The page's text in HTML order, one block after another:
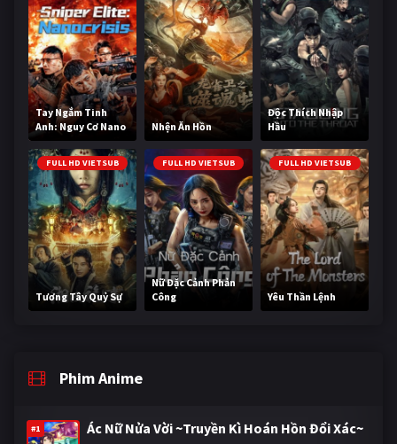
Tay Ngắm Tinh
Anh: Nguy Cơ Nano
Nhện Ăn Hồn
Độc Thích Nhập
Hầu
FULL HD VIETSUB
Tương Tây Quỷ Sự
FULL HD VIETSUB
Nữ Đặc Cảnh Phản
Công
FULL HD VIETSUB
Yêu Thần Lệnh
Phim Anime
#1 Ác Nữ Nửa Vời ~Truyền Kì Hoán Hồn Đổi Xác~